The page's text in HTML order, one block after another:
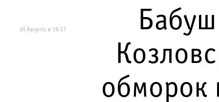
20 Августа, в 19:17
обморок